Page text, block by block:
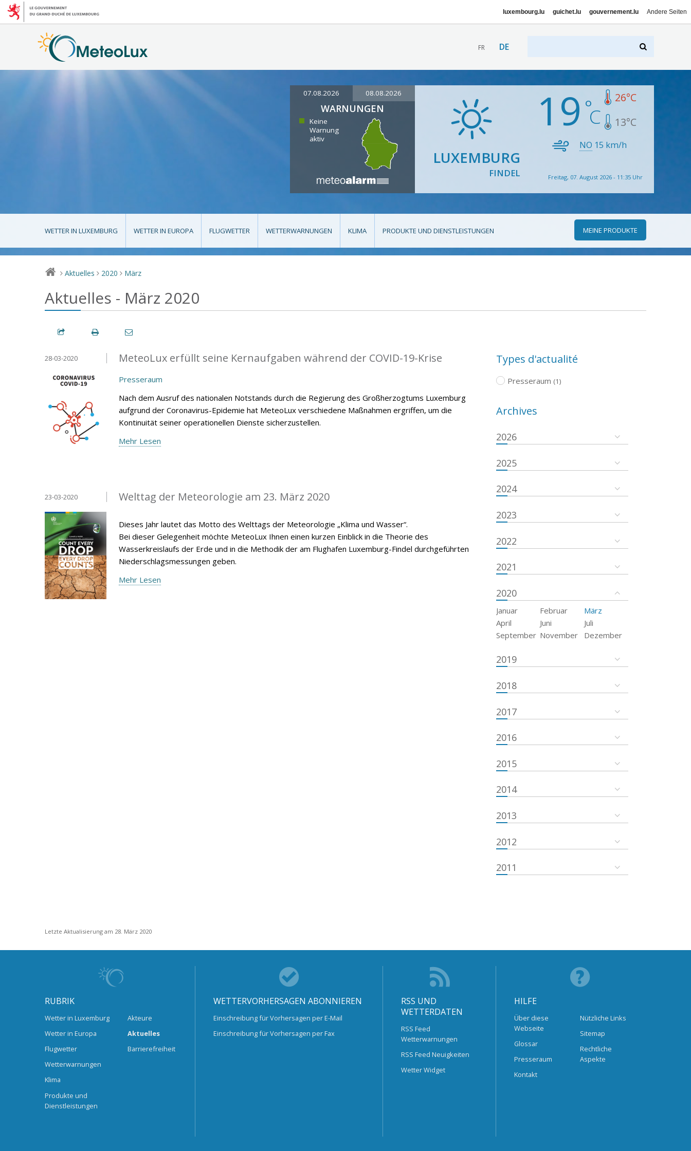
luxembourg.lu guichet.lu gouvernement.lu Andere Seiten
FR DE
07.08.2026 08.08.2026
WARNUNGEN
Keine
Warnung
aktiv
LUXEMBURG
FINDEL
19 26°C
13°C
NO 15 km/h
Freitag, 07. August 2026 - 11:35 Uhr
WETTER IN LUXEMBURG WETTER IN EUROPA FLUGWETTER WETTERWARNUNGEN KLIMA PRODUKTE UND DIENSTLEISTUNGEN MEINE PRODUKTE
> Aktuelles > 2020 > März
Aktuelles - März 2020
MeteoLux erfüllt seine Kernaufgaben während der COVID-19-Krise
28-03-2020
Presseraum
Nach dem Ausruf des nationalen Notstands durch die Regierung des Großherzogtums Luxemburg
aufgrund der Coronavirus-Epidemie hat MeteoLux verschiedene Maßnahmen ergriffen, um die
Kontinuität seiner operationellen Dienste sicherzustellen.
Mehr Lesen
Welttag der Meteorologie am 23. März 2020
23-03-2020
Dieses Jahr lautet das Motto des Welttags der Meteorologie „Klima und Wasser“.
Bei dieser Gelegenheit möchte MeteoLux Ihnen einen kurzen Einblick in die Theorie des
Wasserkreislaufs der Erde und in die Methodik der am Flughafen Luxemburg-Findel durchgeführten
Niederschlagsmessungen geben.
Mehr Lesen
Types d'actualité
Presseraum (1)
Archives
2026
2025
2024
2023
2022
2021
2020
Januar Februar
März
April
Juni
Juli
September November Dezember
2019
2018
2017
2016
2015
2014
2013
2012
2011
Letzte Aktualisierung am 28. März 2020
RUBRIK
Wetter in Luxemburg
Wetter in Europa
Flugwetter
Wetterwarnungen
Klima
Produkte und
Dienstleistungen
Akteure
Aktuelles
Barrierefreiheit
WETTERVORHERSAGEN ABONNIEREN
Einschreibung für Vorhersagen per E-Mail
Einschreibung für Vorhersagen per Fax
RSS UND
WETTERDATEN
RSS Feed
Wetterwarnungen
RSS Feed Neuigkeiten
Wetter Widget
HILFE
Über diese
Webseite
Glossar
Presseraum
Kontakt
Nützliche Links
Sitemap
Rechtliche
Aspekte